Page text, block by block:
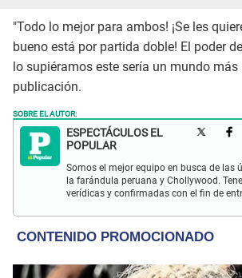
"Todo lo mejor para ambos! ¡Se les
bueno está por partida doble! El poder
lo supiéramos este sería un mundo más
publicación.
SOBRE EL AUTOR:
ESPECTÁCULOS EL
POPULAR
Somos el mejor equipo en busca de las
la farándula peruana y Chollywood.
verídicas y confirmadas con el fin de